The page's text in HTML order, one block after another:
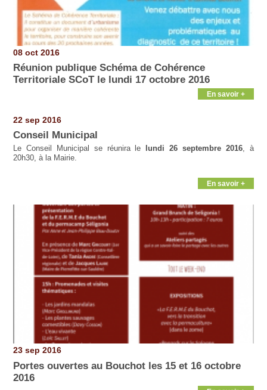
08 oct 2016
Réunion publique Schéma de Cohérence
Territoriale SCoT le lundi 17 octobre 2016
En savoir +
22 sep 2016
Conseil Municipal
Le Conseil Municipal se réunira le lundi 26 septembre 2016 , à
20h30, à la Mairie.
En savoir +
23 sep 2016
Portes ouvertes au Bouchot les 15 et 16 octobre
2016